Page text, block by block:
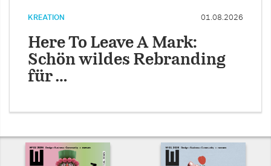
KREATION 01.08.2026
Here To Leave A Mark:
Schön wildes Rebranding
für …